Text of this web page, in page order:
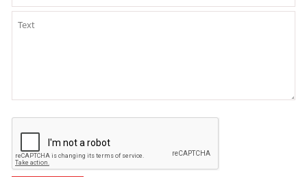
PÍSNĚ K TÉMATU LÉTO
PÍSNĚ K TÉMATU PODZIM